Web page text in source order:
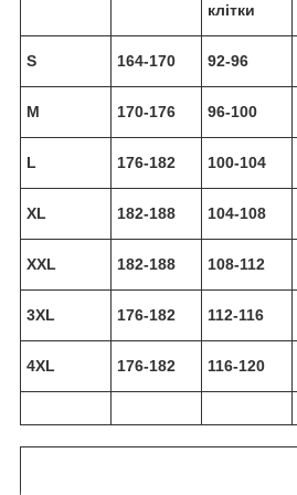
клітки
S 164-170 92-96
M 170-176 96-100
L 176-182 100-104
XL 182-188 104-108
XXL 182-188 108-112
3XL 176-182 112-116
4XL 176-182 116-120